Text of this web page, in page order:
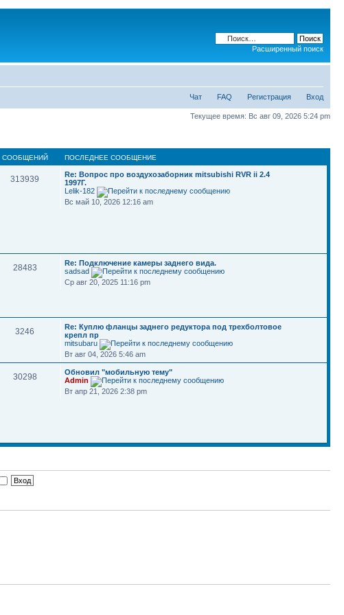
Расширенный поиск
Чат FAQ Регистрация Вход
Текущее время: Вс авг 09, 2026 5:24 pm
СООБЩЕНИЙ ПОСЛЕДНЕЕ СООБЩЕНИЕ
313939
Re: Вопрос про воздухозаборник mitsubishi RVR ii 2.4
1997Г.
Lelik-182
Вс май 10, 2026 12:16 am
28483
Re: Подключение камеры заднего вида.
sadsad
Ср авг 20, 2025 11:16 pm
3246
Re: Куплю фланцы заднего редуктора под трехболтовое
крепл пр
mitsubaru
Вт авг 04, 2026 5:46 am
30298
Обновил "мобильную тему"
Admin
Вт апр 21, 2026 2:38 pm